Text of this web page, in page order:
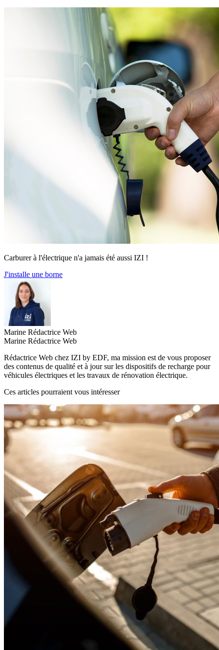
Carburer à l'électrique n'a jamais été aussi IZI !
J'installe une borne
Marine Rédactrice Web
Marine Rédactrice Web
Rédactrice Web chez IZI by EDF, ma mission est de vous proposer
des contenus de qualité et à jour sur les dispositifs de recharge pour
véhicules électriques et les travaux de rénovation électrique.
Ces articles pourraient vous intéresser